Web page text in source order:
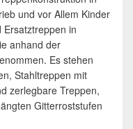
und vor Allem Kinder
in
anhand der
Es stehen
Stahltreppen mit
zerlegbare Treppen,
Gitterroststufen